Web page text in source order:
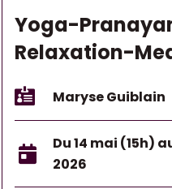
Yoga-
Relaxation-
 Maryse Guiblain

Du 14 mai (15h)
2026